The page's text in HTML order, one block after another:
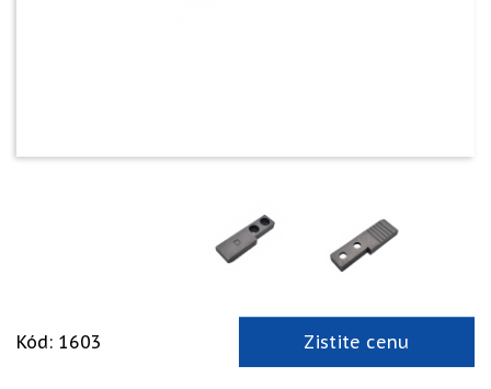
Kód: 1603 Zistite cenu